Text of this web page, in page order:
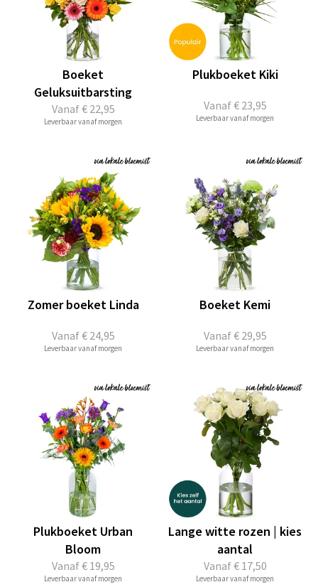
Vanaf€ 22,95
Boeket
Geluksuitbarsting
Leverbaar vanaf morgen
Vanaf€ 23,95
Plukboeket Kiki
Leverbaar vanaf morgen
Vanaf€ 24,95
Zomer boeket Linda
Leverbaar vanaf morgen
Vanaf€ 29,95
Boeket Kemi
Leverbaar vanaf morgen
Vanaf€ 19,95
Plukboeket Urban
Bloom
Leverbaar vanaf morgen
Vanaf€ 17,50
Lange witte rozen | kies
aantal
Leverbaar vanaf morgen